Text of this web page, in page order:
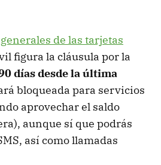
de las tarjetas
figura la cláusula por la
días desde la última
bloqueada para servicios
aprovechar el saldo
aunque sí que podrás
así como llamadas